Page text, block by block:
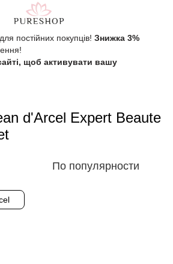
постійних покупців! Знижка 3%
щоб активувати вашу
d'Arcel Expert Beaute
По популярности